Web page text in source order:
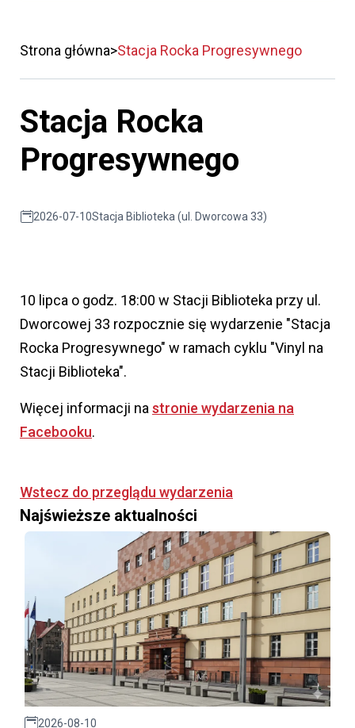
Strona główna Stacja Rocka Progresywnego
Stacja Rocka
Progresywnego
2026-07-10Stacja Biblioteka (ul. Dworcowa 33)
10 lipca o godz. 18:00 w Stacji Biblioteka przy ul.
Dworcowej 33 rozpocznie się wydarzenie "Stacja
Rocka Progresywnego" w ramach cyklu "Vinyl na
Stacji Biblioteka".
Więcej informacji na stronie wydarzenia na
Facebooku.
Wstecz do przeglądu wydarzenia
Najświeższe aktualności
2026-08-10